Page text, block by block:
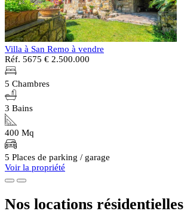
Villa à San Remo à vendre
Réf. 5675 € 2.500.000
5 Chambres
3 Bains
400 Mq
5 Places de parking / garage
Voir la propriété
Nos locations résidentielles